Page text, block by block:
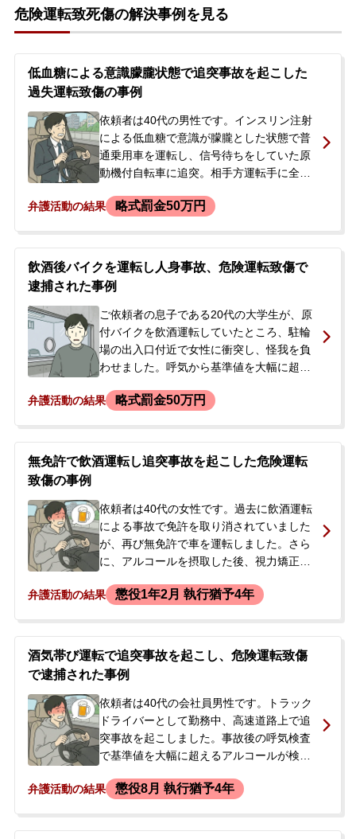
危険運転致死傷の解決事例を見る
低血糖による意識朦朧状態で追突事故を起こした
過失運転致傷の事例
依頼者は40代の男性です。インスリン注射
による低血糖で意識が朦朧とした状態で普
通乗用車を運転し、信号待ちをしていた原
動機付自転車に追突。相手方運転手に全治
故後、警察から呼び出しを受けたため、刑
での立件も懸念される状況でした。民事の
損害賠償については保険会社が対応済みで
したが、刑事処分の軽減を目的とした示談
はなされていませんでした。
弁護活動の結果 略式罰金50万円
飲酒後バイクを運転し人身事故、危険運転致傷で
逮捕された事例
ご依頼者の息子である20代の大学生が、原
付バイクを飲酒運転していたところ、駐輪
場の出入口付近で女性に衝突し、怪我を負
わせました。呼気から基準値を大幅に超え
致傷の容疑で現行犯逮捕されましたが、翌
たことや将来の就職への影響を懸念したご
両親が、前科を付けずに事件を解決したい
弁護活動の結果 略式罰金50万円
無免許で飲酒運転し追突事故を起こした危険運転
致傷の事例
依頼者は40代の女性です。過去に飲酒運転
による事故で免許を取り消されていました
が、再び無免許で車を運転しました。さら
に、アルコールを摂取した後、視力矯正に
を走る車に衝突する事故を起こしました。
故後、依頼者は危険運転致傷罪の容疑で逮
捕され、20日間勾留されました。釈放され
たものの、在宅で捜査が継続され、起訴さ
れる見込みでした。免許取消後の再犯であ
り、実刑判決の可能性も高い状況であった
ため、被害者への対応や刑事処分を少しで
も軽くしたいと考え、当事務所へ相談に来
弁護活動の結果 懲役1年2月 執行猶予4年
酒気帯び運転で追突事故を起こし、危険運転致傷
で逮捕された事例
依頼者は40代の会社員男性です。トラック
ドライバーとして勤務中、高速道路上で追
突事故を起こしました。事故後の呼気検査
で基準値を大幅に超えるアルコールが検出
は病院に搬送されましたが、怪我は軽傷で
弁護活動の結果 懲役8月 執行猶予4年